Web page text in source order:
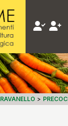
RAVANELLO >